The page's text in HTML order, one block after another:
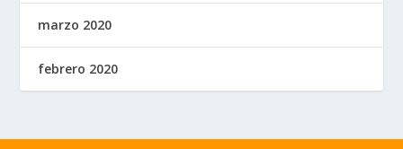
marzo 2020
febrero 2020